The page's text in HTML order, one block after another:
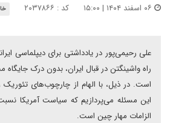
کد : ۲۰۳۷۸۶۶
علی رحیمی‌پور در یادداشتی برای دیپلماسی
راه واشینگتن در قبال ایران، بدون درک
است. در ذیل، با الهام از چارچوب‌های تئوریک
این مسئله می‌پردازیم که سیاست آمریکا نسبت
الزامات مهار چین است.